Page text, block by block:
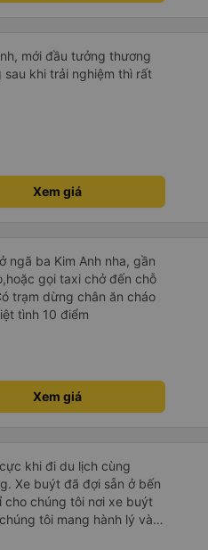
mới đầu tưởng thương
sau khi trải nghiệm thì rất
Xem giá
ngã ba Kim Anh nha, gần
gọi taxi chở đến chỗ
trạm dừng chân ăn cháo
tình 10 điểm
Xem giá
khi đi du lịch cùng
Xe buýt đã đợi sẵn ở bến
cho chúng tôi nơi xe buýt
tôi mang hành lý và
ghi rõ là 170cm. Những